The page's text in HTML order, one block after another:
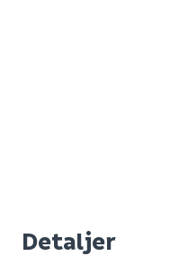
Detaljer